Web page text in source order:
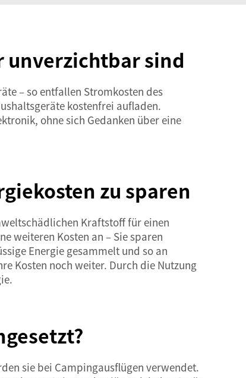
unverzichtbar sind
– so entfallen Stromkosten des
kostenfrei aufladen.
ohne sich Gedanken über eine
zu sparen
Kraftstoff für einen
weiteren Kosten an – Sie sparen
Energie gesammelt und so an
Kosten noch weiter. Durch die Nutzung
sie bei Campingausflügen verwendet.